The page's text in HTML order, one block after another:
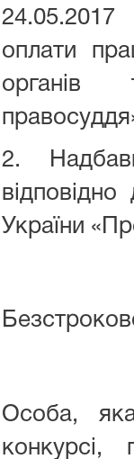
оплати
органів
2.
України
Особа,
конкурсі,